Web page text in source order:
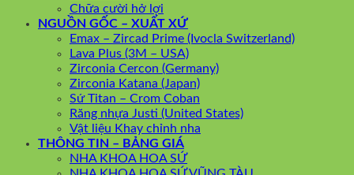
Chữa cười hở lợi
NGUỒN GỐC – XUẤT XỨ
Emax – Zircad Prime (Ivocla Switzerland)
Lava Plus (3M – USA)
Zirconia Cercon (Germany)
Zirconia Katana (Japan)
Sứ Titan – Crom Coban
Răng nhựa Justi (United States)
Vật liệu Khay chỉnh nha
THÔNG TIN – BẢNG GIÁ
NHA KHOA HOA SỨ